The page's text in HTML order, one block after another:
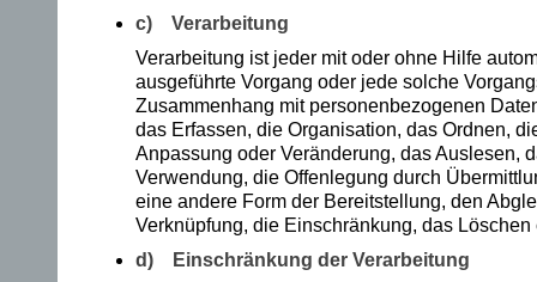
sc
hri
eb
ic
h
c) Verarbeitung
Verarbeitung ist jeder mit oder ohne Hilfe
ausgeführte Vorgang oder jede solche
Zusammenhang mit personenbezogenen
das Erfassen, die Organisation, das Ordnen,
Anpassung oder Veränderung, das Auslesen,
Verwendung, die Offenlegung durch
eine andere Form der Bereitstellung, den
Verknüpfung, die Einschränkung, das
d) Einschränkung der Verarbeitung